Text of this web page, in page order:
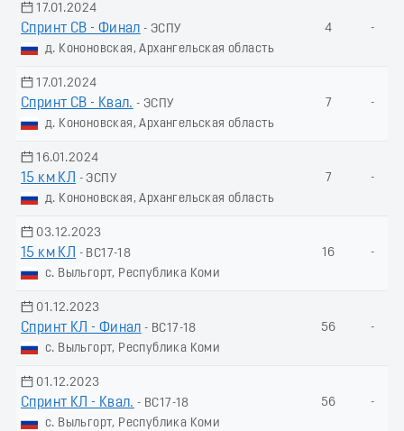
17.01.2024
Спринт СВ - Финал - ЭСПУ
д. Кононовская, Архангельская область
4 -
17.01.2024
Спринт СВ - Квал. - ЭСПУ
д. Кононовская, Архангельская область
7 -
16.01.2024
15 км КЛ
- ЭСПУ
д. Кононовская, Архангельская область
7 -
03.12.2023
15 км КЛ
- ВС17-18
с. Выльгорт, Республика Коми
16 -
01.12.2023
Спринт КЛ - Финал - ВС17-18
с. Выльгорт, Республика Коми
56 -
01.12.2023
Спринт КЛ - Квал. - ВС17-18
с. Выльгорт, Республика Коми
56 -